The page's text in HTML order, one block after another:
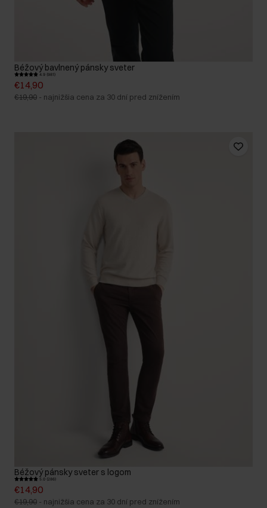
Béžový bavlnený pánsky sveter
4.9 (981)
€14,90
€19,90 - najnižšia cena za 30 dní pred znížením
Béžový pánsky sveter s logom
5.0 (286)
€14,90
€19,90 - najnižšia cena za 30 dní pred znížením